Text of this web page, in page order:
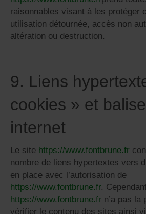
raisonnables visant à les protéger
utilisation détournée, accès non
altération ou destruction.
9. Liens
cookies » et
internet
Le site https://www.fontbrune.fr
nombre de liens hypertextes vers
en place avec l’autorisation de
https://www.fontbrune.fr.
https://www.fontbrune.fr n’a pas la
vérifier le contenu des sites ainsi